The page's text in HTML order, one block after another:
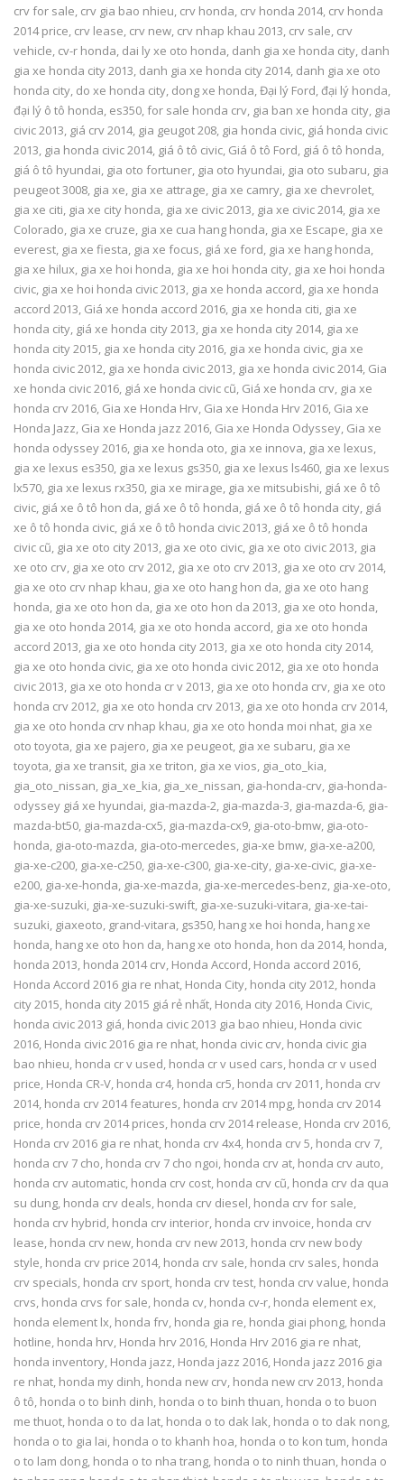
crv for sale, crv gia bao nhieu, crv honda, crv honda 2014, crv honda
2014 price, crv lease, crv new, crv nhap khau 2013, crv sale, crv
vehicle, cv-r honda, dai ly xe oto honda, danh gia xe honda city, danh
gia xe honda city 2013, danh gia xe honda city 2014, danh gia xe oto
honda city, do xe honda city, dong xe honda,Đại lý Ford,đại lý honda,
đại lý ô tô honda, es350,for sale honda crv, gia ban xe honda city, gia
civic 2013, giá crv 2014, gia geugot 208, gia honda civic, giá honda civic
2013, gia honda civic 2014, giá ô tô civic, Giá ô tô Ford, giá ô tô honda,
giá ô tô hyundai, gia oto fortuner, gia oto hyundai, gia oto subaru, gia
peugeot 3008, gia xe, gia xe attrage, gia xe camry, gia xe chevrolet,
gia xe citi, gia xe city honda, gia xe civic 2013, gia xe civic 2014, gia xe
Colorado, gia xe cruze, gia xe cua hang honda, gia xe Escape, gia xe
everest, gia xe fiesta, gia xe focus, giá xe ford, gia xe hang honda,
gia xe hilux, gia xe hoi honda, gia xe hoi honda city, gia xe hoi honda
civic, gia xe hoi honda civic 2013, gia xe honda accord, gia xe honda
accord 2013, Giá xe honda accord 2016, gia xe honda citi, gia xe
honda city, giá xe honda city 2013, gia xe honda city 2014, gia xe
honda city 2015, gia xe honda city 2016, gia xe honda civic, gia xe
honda civic 2012, gia xe honda civic 2013, gia xe honda civic 2014, Gia
xe honda civic 2016, giá xe honda civic cũ, Giá xe honda crv, gia xe
honda crv 2016, Gia xe Honda Hrv, Gia xe Honda Hrv 2016, Gia xe
Honda Jazz, Gia xe Honda jazz 2016, Gia xe Honda Odyssey, Gia xe
honda odyssey 2016, gia xe honda oto, gia xe innova, gia xe lexus,
gia xe lexus es350, gia xe lexus gs350, gia xe lexus ls460, gia xe lexus
lx570, gia xe lexus rx350, gia xe mirage, gia xe mitsubishi, giá xe ô tô
civic, giá xe ô tô hon da, giá xe ô tô honda, giá xe ô tô honda city, giá
xe ô tô honda civic, giá xe ô tô honda civic 2013, giá xe ô tô honda
civic cũ, gia xe oto city 2013, gia xe oto civic, gia xe oto civic 2013, gia
xe oto crv, gia xe oto crv 2012, gia xe oto crv 2013, gia xe oto crv 2014,
gia xe oto crv nhap khau, gia xe oto hang hon da, gia xe oto hang
honda, gia xe oto hon da, gia xe oto hon da 2013, gia xe oto honda,
gia xe oto honda 2014, gia xe oto honda accord, gia xe oto honda
accord 2013, gia xe oto honda city 2013, gia xe oto honda city 2014,
gia xe oto honda civic, gia xe oto honda civic 2012, gia xe oto honda
civic 2013, gia xe oto honda cr v 2013, gia xe oto honda crv, gia xe oto
honda crv 2012, gia xe oto honda crv 2013, gia xe oto honda crv 2014,
gia xe oto honda crv nhap khau, gia xe oto honda moi nhat, gia xe
oto toyota, gia xe pajero, gia xe peugeot, gia xe subaru, gia xe
toyota, gia xe transit, gia xe triton, gia xe vios, gia_oto_kia,
gia_oto_nissan, gia_xe_kia, gia_xe_nissan, gia-honda-crv, gia-honda-
odyssey giá xe hyundai, gia-mazda-2, gia-mazda-3, gia-mazda-6, gia-
mazda-bt50, gia-mazda-cx5, gia-mazda-cx9, gia-oto-bmw, gia-oto-
honda, gia-oto-mazda, gia-oto-mercedes, gia-xe bmw, gia-xe-a200,
gia-xe-c200, gia-xe-c250, gia-xe-c300, gia-xe-city, gia-xe-civic, gia-xe-
e200, gia-xe-honda, gia-xe-mazda, gia-xe-mercedes-benz, gia-xe-oto,
gia-xe-suzuki, gia-xe-suzuki-swift, gia-xe-suzuki-vitara, gia-xe-tai-
suzuki, giaxeoto, grand-vitara, gs350, hang xe hoi honda, hang xe
honda, hang xe oto hon da, hang xe oto honda, hon da 2014, honda,
honda 2013, honda 2014 crv, Honda Accord, Honda accord 2016,
Honda Accord 2016 gia re nhat, Honda City, honda city 2012, honda
city 2015, honda city 2015 giá rẻ nhất, Honda city 2016, Honda Civic,
honda civic 2013 giá, honda civic 2013 gia bao nhieu, Honda civic
2016, Honda civic 2016 gia re nhat, honda civic crv, honda civic gia
bao nhieu, honda cr v used, honda cr v used cars, honda cr v used
price, Honda CR-V, honda cr4, honda cr5, honda crv 2011, honda crv
2014, honda crv 2014 features, honda crv 2014 mpg, honda crv 2014
price, honda crv 2014 prices, honda crv 2014 release, Honda crv 2016,
Honda crv 2016 gia re nhat, honda crv 4x4, honda crv 5, honda crv 7,
honda crv 7 cho, honda crv 7 cho ngoi, honda crv at, honda crv auto,
honda crv automatic, honda crv cost, honda crv cũ, honda crv da qua
su dung, honda crv deals, honda crv diesel, honda crv for sale,
honda crv hybrid, honda crv interior, honda crv invoice, honda crv
lease, honda crv new, honda crv new 2013, honda crv new body
style, honda crv price 2014, honda crv sale, honda crv sales, honda
crv specials, honda crv sport, honda crv test, honda crv value, honda
crvs, honda crvs for sale, honda cv, honda cv-r, honda element ex,
honda element lx, honda frv, honda gia re, honda giai phong, honda
hotline, honda hrv, Honda hrv 2016, Honda Hrv 2016 gia re nhat,
honda inventory, Honda jazz, Honda jazz 2016, Honda jazz 2016 gia
re nhat, honda my dinh, honda new crv, honda new crv 2013, honda
ô tô, honda o to binh dinh, honda o to binh thuan, honda o to buon
me thuot, honda o to da lat, honda o to dak lak, honda o to dak nong,
honda o to gia lai, honda o to khanh hoa, honda o to kon tum, honda
o to lam dong, honda o to nha trang, honda o to ninh thuan, honda o